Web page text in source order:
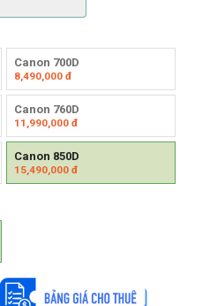
Canon 700D
8,490,000đ
Canon 760D
11,990,000đ
Canon 850D
15,490,000đ